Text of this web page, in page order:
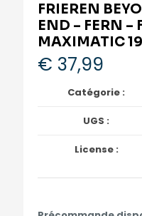
FRIEREN
END – FERN –
MAXIMATIC
€ 37,99
Catégorie :
UGS :
License :